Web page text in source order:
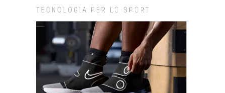
TECNOLOGIA PER LO SPORT